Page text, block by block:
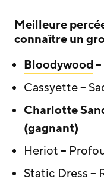
Meilleure
connaître un
Bloodywood
Cassyette –
Charlotte
(gagnant)
Heriot –
Static Dress –